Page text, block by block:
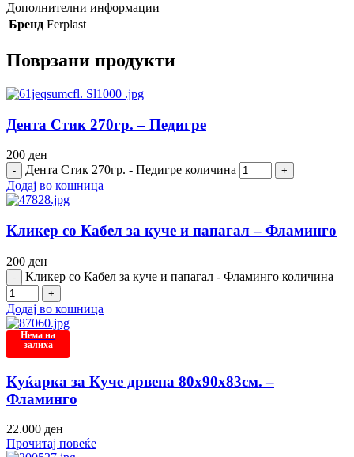
Дополнителни информации
Бренд Ferplast
Поврзани продукти
Дента Стик 270гр. – Педигре
200 ден
Дента Стик 270гр. - Педигре количина
Додај во кошница
Кликер со Кабел за куче и папагал – Фламинго
200 ден
Кликер со Кабел за куче и папагал - Фламинго количина
Додај во кошница
Нема на
залиха
Куќарка за Куче дрвена 80х90х83см. –
Фламинго
22.000 ден
Прочитај повеќе